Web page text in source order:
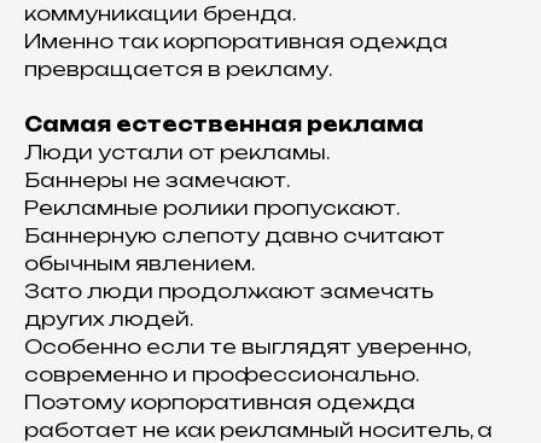
коммуникации бренда.
Именно так корпоративная одежда
превращается в рекламу.
Самая естественная реклама
Люди устали от рекламы.
Баннеры не замечают.
Рекламные ролики пропускают.
Баннерную слепоту давно считают
обычным явлением.
Зато люди продолжают замечать
других людей.
Особенно если те выглядят уверенно,
современно и профессионально.
Поэтому корпоративная одежда
работает не как рекламный носитель, а